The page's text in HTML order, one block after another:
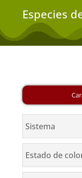
Especies
Sistema
Estado de